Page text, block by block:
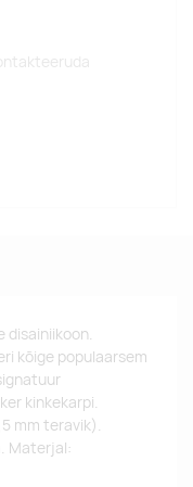
disainiikoon.
kõige populaarsem
kinkekarpi.
mm teravik).
Materjal: